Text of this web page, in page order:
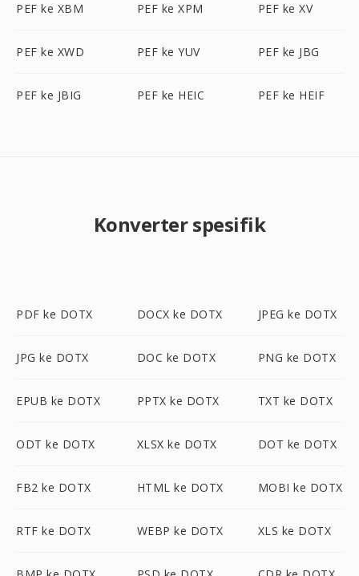
PEF ke XBM PEF ke XPM PEF ke XV
PEF ke XWD PEF ke YUV PEF ke JBG
PEF ke JBIG PEF ke HEIC PEF ke HEIF
Konverter spesifik
PDF ke DOTX DOCX ke DOTX JPEG ke DOTX
JPG ke DOTX DOC ke DOTX PNG ke DOTX
EPUB ke DOTX PPTX ke DOTX TXT ke DOTX
ODT ke DOTX XLSX ke DOTX DOT ke DOTX
FB2 ke DOTX HTML ke DOTX MOBI ke DOTX
RTF ke DOTX WEBP ke DOTX XLS ke DOTX